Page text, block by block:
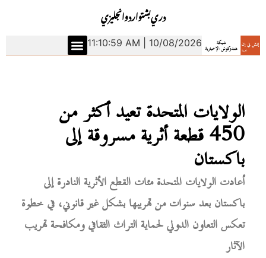
انجليزياردوبشتودري
11:11:00 AM | 10/08/2026
الولايات المتحدة تعيد أكثر من
450 قطعة أثرية مسروقة إلى
باكستان
أعادت الولايات المتحدة مئات القطع الأثرية النادرة إلى
باكستان بعد سنوات من تهريبها بشكل غير قانوني، في خطوة
تعكس التعاون الدولي لحماية التراث الثقافي ومكافحة تهريب
الآثار